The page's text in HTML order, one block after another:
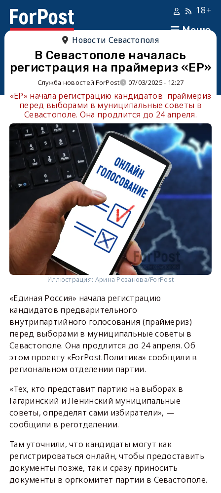
Меню
18+
Новости Севастополя
В Севастополе началась
регистрация на праймериз «ЕР»
Служба новостей ForPost 07/03/2025 - 12:27
«ЕР» начала регистрацию кандидатов праймериз
перед выборами в муниципальные советы в
Севастополе. Она продлится до 24 апреля.
Иллюстрация: Арина Розанова/ForPost
«Единая Россия» начала регистрацию
кандидатов предварительного
внутрипартийного голосования (праймериз)
перед выборами в муниципальные советы в
Севастополе. Она продлится до 24 апреля. Об
этом проекту «ForPost.Политика» сообщили в
региональном отделении партии.
«Тех, кто представит партию на выборах в
Гагаринский и Ленинский муниципальные
советы, определят сами избиратели», —
сообщили в реготделении.
Там уточнили, что кандидаты могут как
регистрироваться онлайн, чтобы предоставить
документы позже, так и сразу приносить
документы в оргкомитет партии в Севастополе.